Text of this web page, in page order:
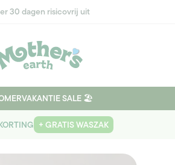
30 dagen risicovrij uit
SALE 🏖️
+ GRATIS WASZAK